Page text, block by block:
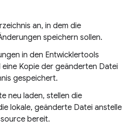
an, in dem die
speichern sollen.
in den Entwicklertools
Kopie der geänderten Datei
gespeichert.
neu laden, stellen die
lokale, geänderte Datei anstelle
bereit.